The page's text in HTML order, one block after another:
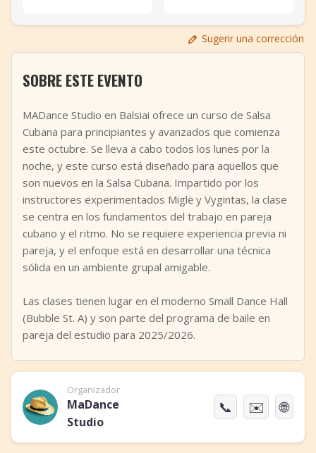
Sugerir una corrección
SOBRE ESTE EVENTO
MADance Studio en Balsiai ofrece un curso de Salsa
Cubana para principiantes y avanzados que comienza
este octubre. Se lleva a cabo todos los lunes por la
noche, y este curso está diseñado para aquellos que
son nuevos en la Salsa Cubana. Impartido por los
instructores experimentados Miglė y Vygintas, la clase
se centra en los fundamentos del trabajo en pareja
cubano y el ritmo. No se requiere experiencia previa ni
pareja, y el enfoque está en desarrollar una técnica
sólida en un ambiente grupal amigable.
Las clases tienen lugar en el moderno Small Dance Hall
(Bubble St. A) y son parte del programa de baile en
pareja del estudio para 2025/2026.
Organizador
MaDance
Studio
📞 ✉️ 🌐